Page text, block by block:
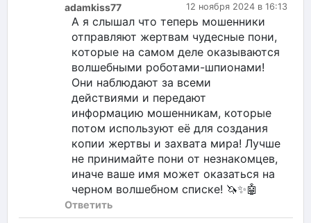
12 ноября 2024 в 16:13
adamkiss77
А я слышал что теперь мошенники
отправляют жертвам чудесные пони,
которые на самом деле оказываются
волшебными роботами-шпионами!
Они наблюдают за всеми
действиями и передают
информацию мошенникам, которые
потом используют её для создания
копии жертвы и захвата мира! Лучше
не принимайте пони от незнакомцев,
иначе ваше имя может оказаться на
черном волшебном списке! 🦄✨🤖
Ответить